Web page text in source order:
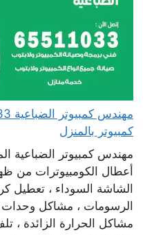
كمبيوتر بالمنزل
مهندس كمبيوتر الضباعية
أعطال الكومبيوترات من
الشاشة السوداء ، تعطيل
الرسومات ، مشاكل وحدات
مشاكل الحرارة الزائدة ،